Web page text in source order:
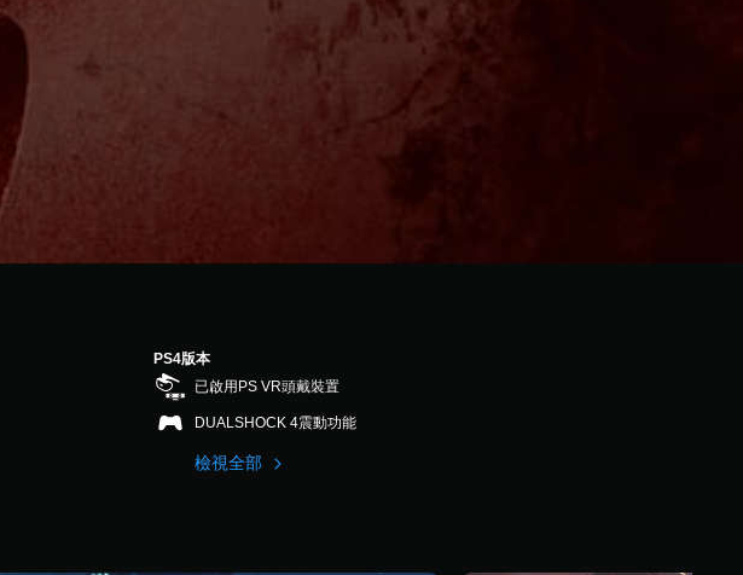
PS4版本
已啟用PS VR頭戴裝置
DUALSHOCK 4震動功能
檢視全部